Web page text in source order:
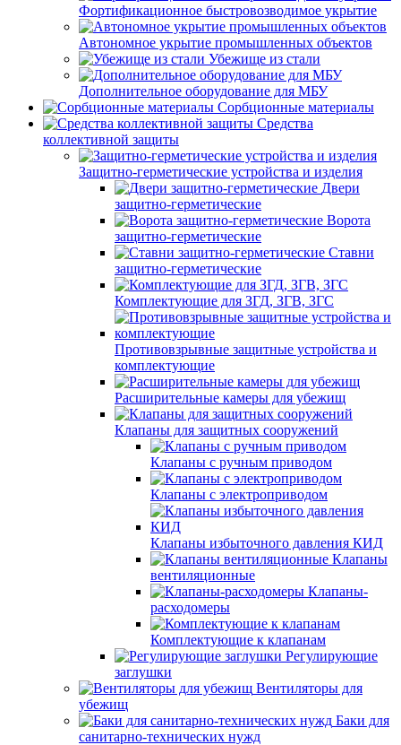
Фортификационное быстровозводимое укрытие
Автономное укрытие промышленных объектов
Убежище из стали
Дополнительное оборудование для МБУ
Сорбционные материалы
Средства
коллективной защиты
Защитно-герметические устройства и изделия
Двери
защитно-герметические
Ворота
защитно-герметические
Ставни
защитно-герметические
Комплектующие для ЗГД, ЗГВ, ЗГС
Противовзрывные защитные устройства и
комплектующие
Расширительные камеры для убежищ
Клапаны для защитных сооружений
Клапаны с ручным приводом
Клапаны с электроприводом
Клапаны избыточного давления КИД
Клапаны
вентиляционные
Клапаны-
расходомеры
Комплектующие к клапанам
Регулирующие
заглушки
Вентиляторы для
убежищ
Баки для
санитарно-технических нужд